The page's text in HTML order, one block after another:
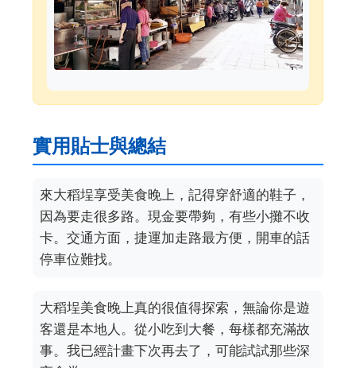
實用貼士與總結
來大稻埕享受美食晚上，記得穿舒適的鞋子，
因為要走很多路。現金要帶夠，有些小攤不收
卡。交通方面，捷運加走路最方便，開車的話
停車位難找。
大稻埕美食晚上真的很值得探索，無論你是遊
客還是本地人。從小吃到大餐，每樣都充滿故
事。我已經計畫下次再去了，可能試試那些深